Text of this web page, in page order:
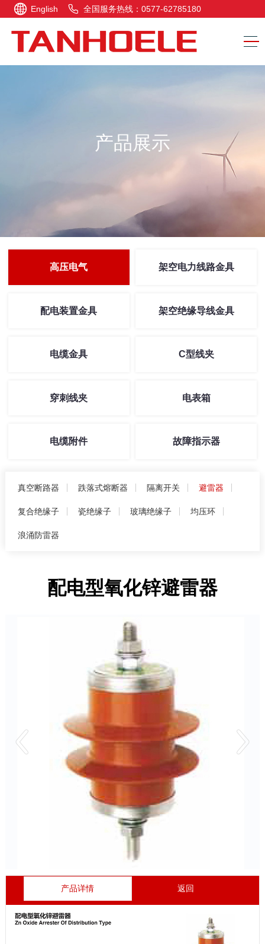
English 全国服务热线：0577-62785180
产品展示
高压电气 架空电力线路金具
配电装置金具 架空绝缘导线金具
电缆金具 C型线夹
穿刺线夹 电表箱
电缆附件 故障指示器
真空断路器 跌落式熔断器 隔离开关 避雷器
复合绝缘子 瓷绝缘子 玻璃绝缘子 均压环
浪涌防雷器
配电型氧化锌避雷器
产品详情 返回